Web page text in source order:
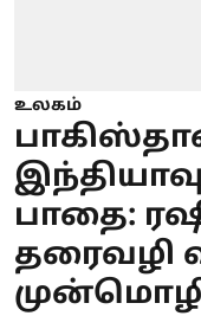
உலகம்
பாதை:
தரைவழி